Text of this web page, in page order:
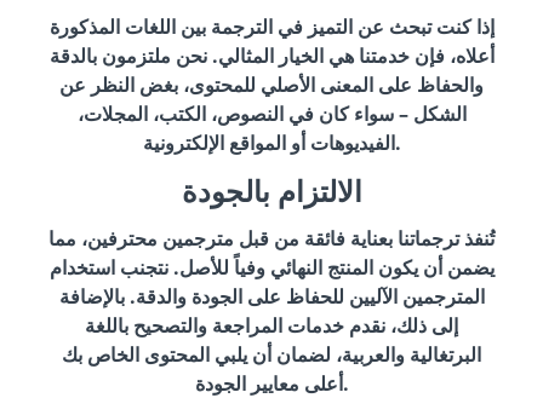
إذا كنت تبحث عن التميز في الترجمة بين اللغات المذكورة
أعلاه، فإن خدمتنا هي الخيار المثالي. نحن ملتزمون بالدقة
والحفاظ على المعنى الأصلي للمحتوى، بغض النظر عن
الشكل – سواء كان في النصوص، الكتب، المجلات،
الفيديوهات أو المواقع الإلكترونية.
الالتزام بالجودة
تُنفذ ترجماتنا بعناية فائقة من قبل مترجمين محترفين، مما
يضمن أن يكون المنتج النهائي وفياً للأصل. نتجنب استخدام
المترجمين الآليين للحفاظ على الجودة والدقة. بالإضافة
إلى ذلك، نقدم خدمات المراجعة والتصحيح باللغة
البرتغالية والعربية، لضمان أن يلبي المحتوى الخاص بك
أعلى معايير الجودة.